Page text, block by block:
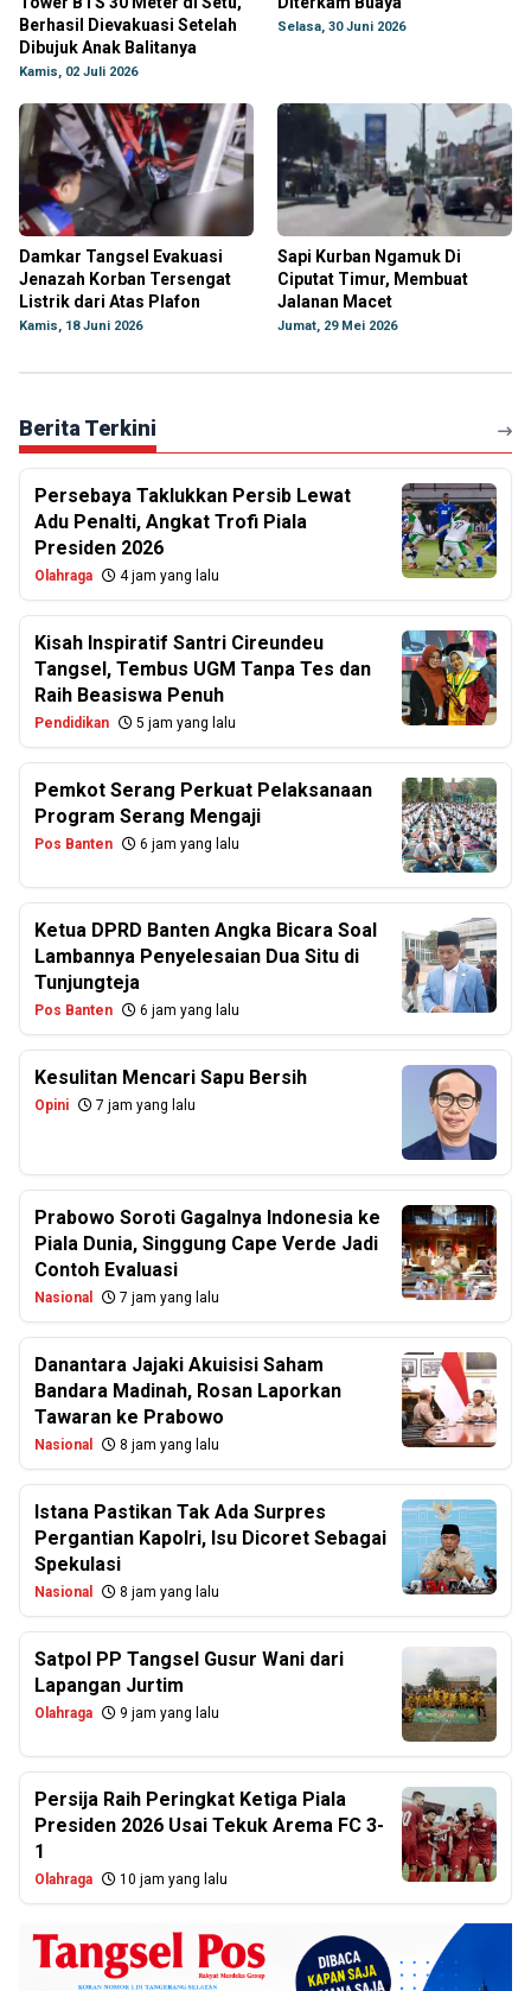
Berhasil Dievakuasi Setelah
Dibujuk Anak Balitanya
Kamis, 02 Juli 2026
Selasa, 30 Juni 2026
Damkar Tangsel Evakuasi
Jenazah Korban Tersengat
Listrik dari Atas Plafon
Kamis, 18 Juni 2026
Sapi Kurban Ngamuk Di
Ciputat Timur, Membuat
Jalanan Macet
Jumat, 29 Mei 2026
Berita Terkini
Persebaya Taklukkan Persib Lewat
Adu Penalti, Angkat Trofi Piala
Presiden 2026
Olahraga 4 jam yang lalu
Kisah Inspiratif Santri Cireundeu
Tangsel, Tembus UGM Tanpa Tes dan
Raih Beasiswa Penuh
Pendidikan 5 jam yang lalu
Pemkot Serang Perkuat Pelaksanaan
Program Serang Mengaji
Pos Banten 6 jam yang lalu
Ketua DPRD Banten Angka Bicara Soal
Lambannya Penyelesaian Dua Situ di
Tunjungteja
Pos Banten 6 jam yang lalu
Kesulitan Mencari Sapu Bersih
Opini 7 jam yang lalu
Prabowo Soroti Gagalnya Indonesia ke
Piala Dunia, Singgung Cape Verde Jadi
Contoh Evaluasi
Nasional 7 jam yang lalu
Danantara Jajaki Akuisisi Saham
Bandara Madinah, Rosan Laporkan
Tawaran ke Prabowo
Nasional 8 jam yang lalu
Istana Pastikan Tak Ada Surpres
Pergantian Kapolri, Isu Dicoret Sebagai
Spekulasi
Nasional 8 jam yang lalu
Satpol PP Tangsel Gusur Wani dari
Lapangan Jurtim
Olahraga 9 jam yang lalu
Persija Raih Peringkat Ketiga Piala
Presiden 2026 Usai Tekuk Arema FC 3-
1
Olahraga 10 jam yang lalu